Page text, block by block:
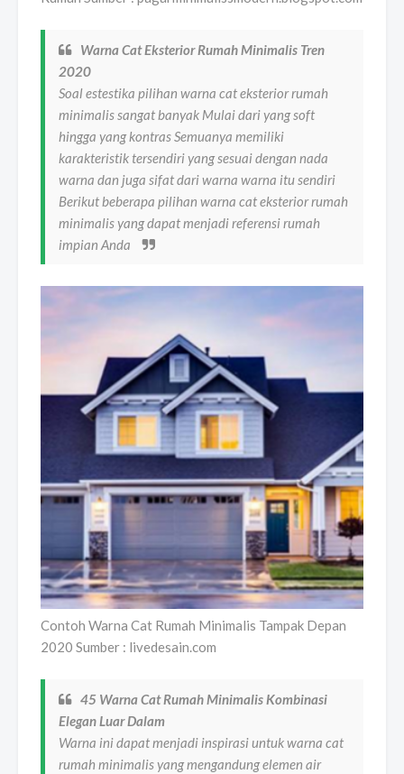
Warna Cat Eksterior Rumah Minimalis Tren
2020
Soal estestika pilihan warna cat eksterior rumah
minimalis sangat banyak Mulai dari yang soft
hingga yang kontras Semuanya memiliki
karakteristik tersendiri yang sesuai dengan nada
warna dan juga sifat dari warna warna itu sendiri
Berikut beberapa pilihan warna cat eksterior rumah
minimalis yang dapat menjadi referensi rumah
impian Anda
Contoh Warna Cat Rumah Minimalis Tampak Depan
2020 Sumber : livedesain.com
45 Warna Cat Rumah Minimalis Kombinasi
Elegan Luar Dalam
Warna ini dapat menjadi inspirasi untuk warna cat
rumah minimalis yang mengandung elemen air